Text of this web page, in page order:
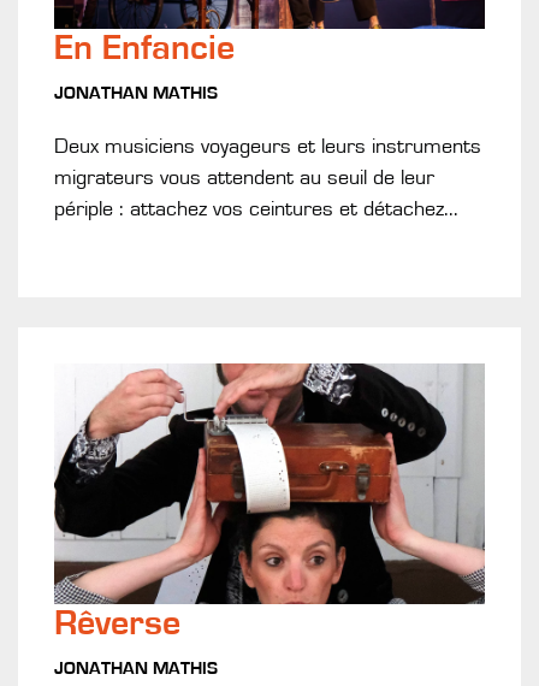
En Enfancie
JONATHAN MATHIS
Deux musiciens voyageurs et leurs instruments
migrateurs vous attendent au seuil de leur
périple : attachez vos ceintures et détachez...
Rêverse
JONATHAN MATHIS